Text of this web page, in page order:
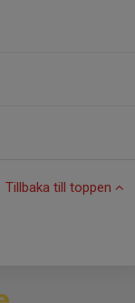
Tillbaka till toppen